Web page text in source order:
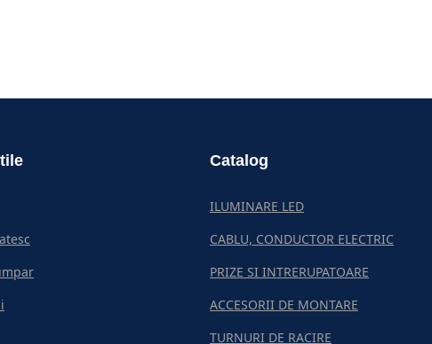
Catalog
ILUMINARE LED
CABLU, CONDUCTOR ELECTRIC
PRIZE SI INTRERUPATOARE
ACCESORII DE MONTARE
TURNURI DE RACIRE